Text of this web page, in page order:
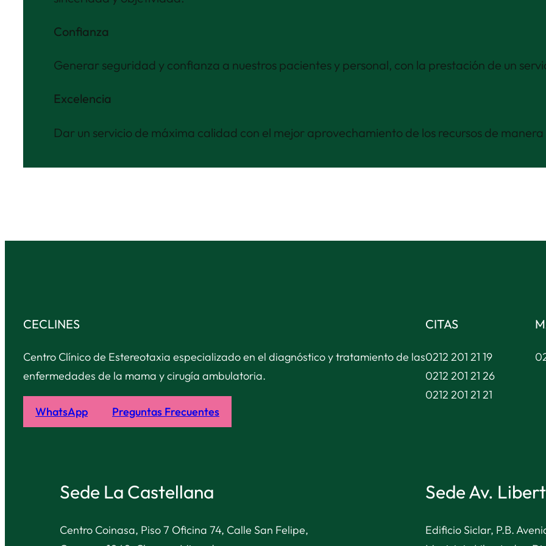
Confianza
Generar seguridad y confianza a nuestros pacientes y personal, con la prestación de un
Excelencia
Dar un servicio de máxima calidad con el mejor aprovechamiento de los recursos de
CECLINES
Centro Clínico de Estereotaxia especializado en el diagnóstico y tratamiento de las
enfermedades de la mama y cirugía ambulatoria.
WhatsApp Preguntas Frecuentes
CITAS
0212 201 21 19
0212 201 21 26
0212 201 21 21
Sede La Castellana
Centro Coinasa, Piso 7 Oficina 74, Calle San Felipe,
Sede Av.
Edificio Siclar, P.B.